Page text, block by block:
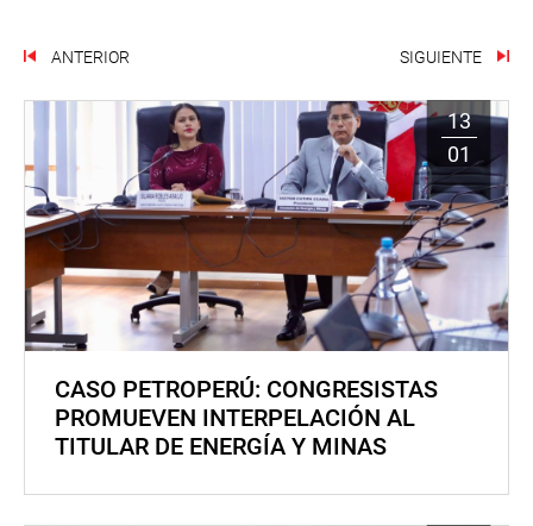
ANTERIOR SIGUIENTE
13
01
CASO PETROPERÚ: CONGRESISTAS
PROMUEVEN INTERPELACIÓN AL
TITULAR DE ENERGÍA Y MINAS